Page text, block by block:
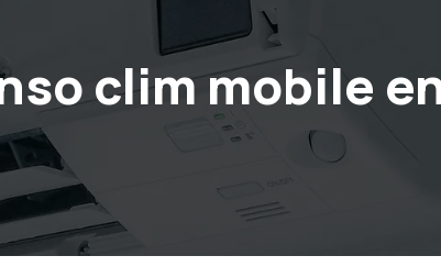
clim mobile